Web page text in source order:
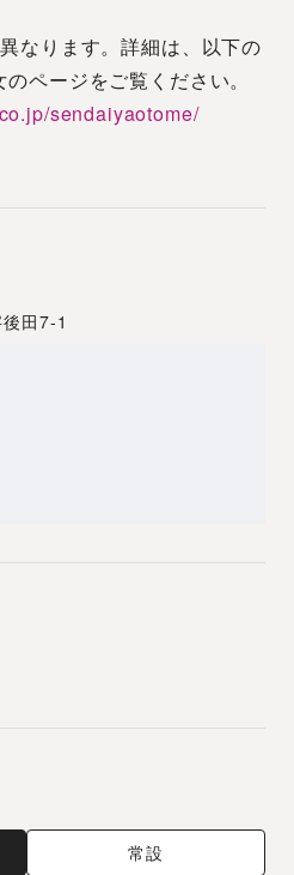
なります。詳細は、以下の
ページをご覧ください。
sendaiyaotome/
田7-1
常設